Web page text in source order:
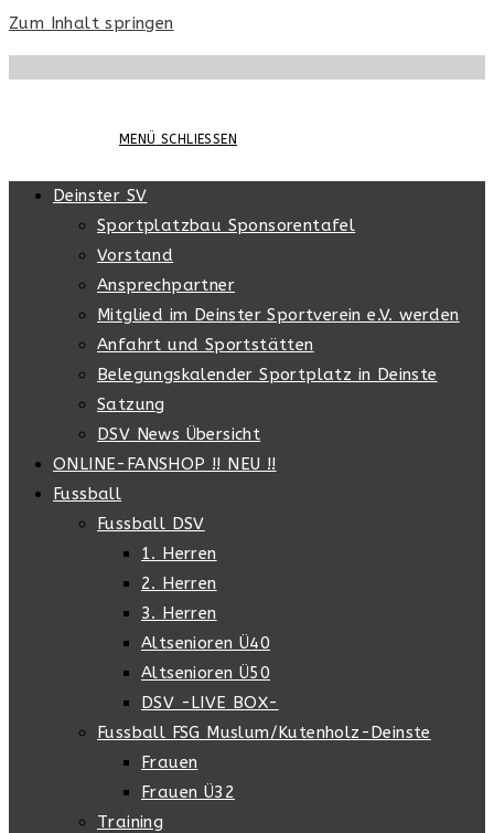
Zum Inhalt springen
MENÜ SCHLIESSEN
Deinster SV
Sportplatzbau Sponsorentafel
Vorstand
Ansprechpartner
Mitglied im Deinster Sportverein e.V. werden
Anfahrt und Sportstätten
Belegungskalender Sportplatz in Deinste
Satzung
DSV News Übersicht
ONLINE-FANSHOP !! NEU !!
Fussball
Fussball DSV
1. Herren
2. Herren
3. Herren
Altsenioren Ü40
Altsenioren Ü50
DSV -LIVE BOX-
Fussball FSG Muslum/Kutenholz-Deinste
Frauen
Frauen Ü32
Training